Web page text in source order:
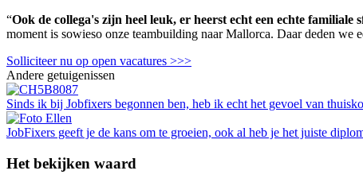
“Ook de collega's zijn heel leuk, er heerst echt een echte familiale
moment is sowieso onze teambuilding naar Mallorca. Daar deden we
Solliciteer nu op open vacatures >>>
Andere getuigenissen
Sinds ik bij Jobfixers begonnen ben, heb ik echt het gevoel van
JobFixers geeft je de kans om te groeien, ook al heb je het juiste
Het bekijken waard